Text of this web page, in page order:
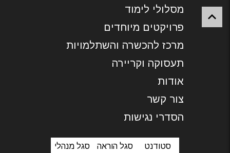
מסלולי לימוד
פרויקטים מיוחדים
מרכז להכשרה והשתלמויות
תעסוקה וקריירה
אודות
צור קשר
הסדרי נגישות
סטודנט סגל הוראה סגל מנהלי